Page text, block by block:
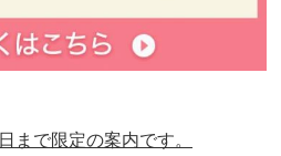
日 まで限定の案内です。